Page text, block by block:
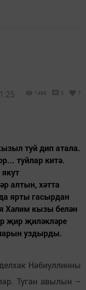
1469 0 7
туй дип атала.
туйлар китә.
алтын, хәтта
ярты гасырдан
Хәлим кызы белән
җир җиләкләре
уздырды.
Нәбиуллинны
Туган авылын –